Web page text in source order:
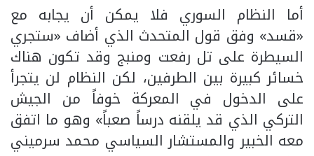
أما النظام السوري فلا يمكن أن يجابه مع
«قسد» وفق قول المتحدث الذي أضاف «ستجري
السيطرة على تل رفعت ومنبج وقد تكون هناك
خسائر كبيرة بين الطرفين، لكن النظام لن يتجرأ
على الدخول في المعركة خوفاً من الجيش
التركي الذي قد يلقنه درساً صعباً» وهو ما اتفق
معه الخبير والمستشار السياسي محمد سرميني